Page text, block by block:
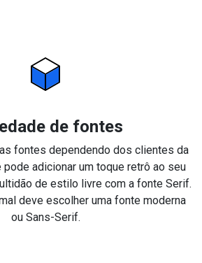
de fontes
fontes dependendo dos clientes da
pode adicionar um toque retrô ao seu
de estilo livre com a fonte Serif.
deve escolher uma fonte moderna
ou Sans-Serif.